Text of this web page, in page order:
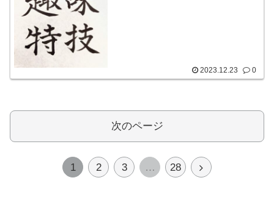
2023.12.23 0
次のページ
1 2 3 … 28
次